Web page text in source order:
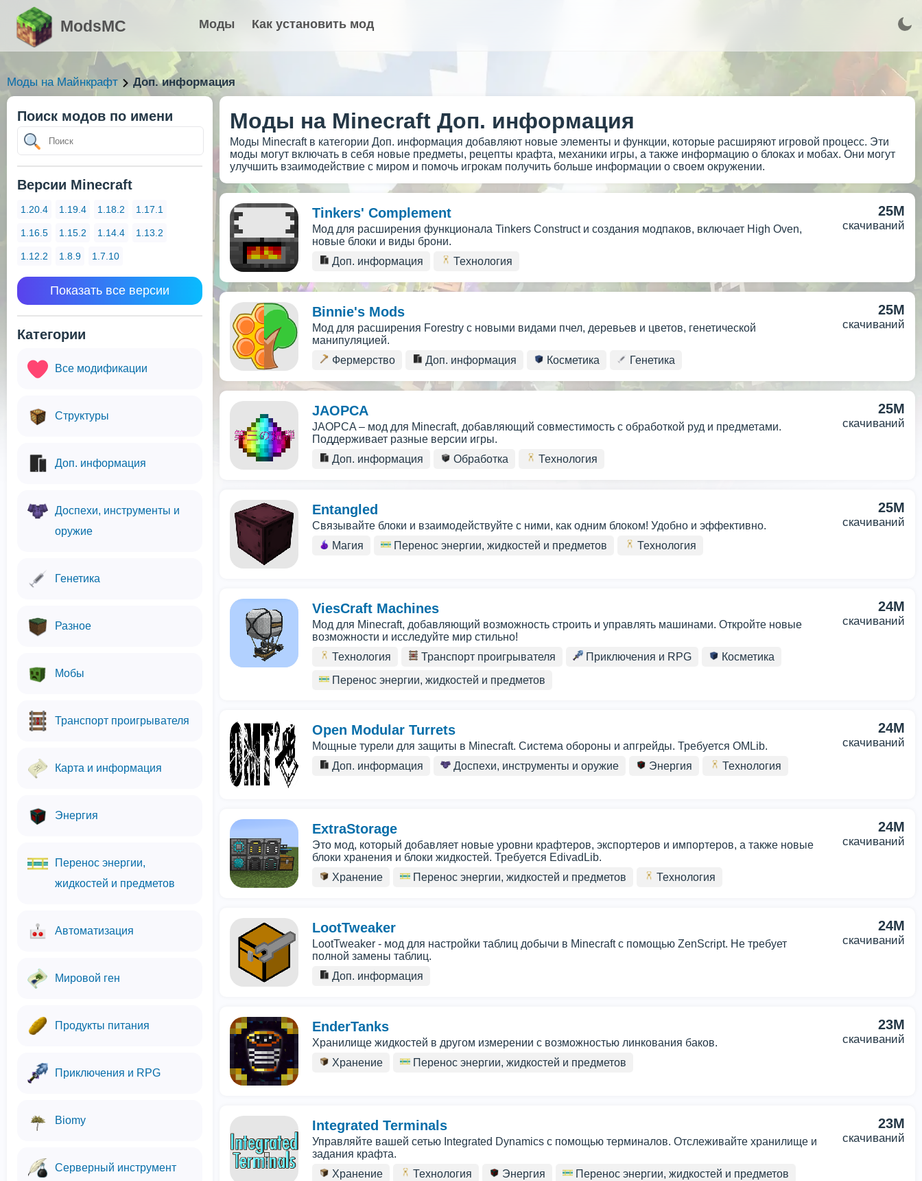
ModsMC Моды Как установить мод
Моды на Майнкрафт Доп. информация
Поиск модов по имени
Версии Minecraft
1.20.4 1.19.4 1.18.2 1.17.1
1.16.5 1.15.2 1.14.4 1.13.2
1.12.2 1.8.9 1.7.10
Показать все версии
Категории
Все модификации
Структуры
Доп. информация
Доспехи, инструменты и
оружие
Генетика
Разное
Мобы
Транспорт проигрывателя
Карта и информация
Энергия
Перенос энергии,
жидкостей и предметов
Автоматизация
Мировой ген
Продукты питания
Приключения и RPG
Biomy
Серверный инструмент
Моды на Minecraft Доп. информация
Моды Minecraft в категории Доп. информация добавляют новые элементы и функции, которые расширяют игровой процесс. Эти
моды могут включать в себя новые предметы, рецепты крафта, механики игры, а также информацию о блоках и мобах. Они могут
улучшить взаимодействие с миром и помочь игрокам получить больше информации о своем окружении.
Tinkers' Complement
Мод для расширения функционала Tinkers Construct и создания модпаков, включает High Oven,
новые блоки и виды брони.
Доп. информация
Технология
25M
скачиваний
Binnie's Mods
Мод для расширения Forestry с новыми видами пчел, деревьев и цветов, генетической
манипуляцией.
Фермерство
Доп. информация Косметика Генетика
25M
скачиваний
JAOPCA
JAOPCA – мод для Minecraft, добавляющий совместимость с обработкой руд и предметами.
Поддерживает разные версии игры.
Доп. информация
Обработка Технология
25M
скачиваний
Entangled
Связывайте блоки и взаимодействуйте с ними, как одним блоком! Удобно и эффективно.
Магия
Перенос энергии, жидкостей и предметов Технология
25M
скачиваний
ViesCraft Machines
Мод для Minecraft, добавляющий возможность строить и управлять машинами. Откройте новые
возможности и исследуйте мир стильно!
Технология
Транспорт проигрывателя Приключения и RPG
Косметика
Перенос энергии, жидкостей и предметов
24M
скачиваний
Open Modular Turrets
Мощные турели для защиты в Minecraft. Система обороны и апгрейды. Требуется OMLib.
Доп. информация
Доспехи, инструменты и оружие Энергия Технология
24M
скачиваний
ExtraStorage
Это мод, который добавляет новые уровни крафтеров, экспортеров и импортеров, а также новые
блоки хранения и блоки жидкостей. Требуется EdivadLib.
Хранение
Перенос энергии, жидкостей и предметов Технология
24M
скачиваний
LootTweaker
LootTweaker - мод для настройки таблиц добычи в Minecraft с помощью ZenScript. Не требует
полной замены таблиц.
Доп. информация
24M
скачиваний
EnderTanks
Хранилище жидкостей в другом измерении с возможностью линкования баков.
Хранение
Перенос энергии, жидкостей и предметов
23M
скачиваний
Integrated Terminals
Управляйте вашей сетью Integrated Dynamics с помощью терминалов. Отслеживайте хранилище и
задания крафта.
Хранение
Технология Энергия Перенос энергии, жидкостей и предметов
23M
скачиваний